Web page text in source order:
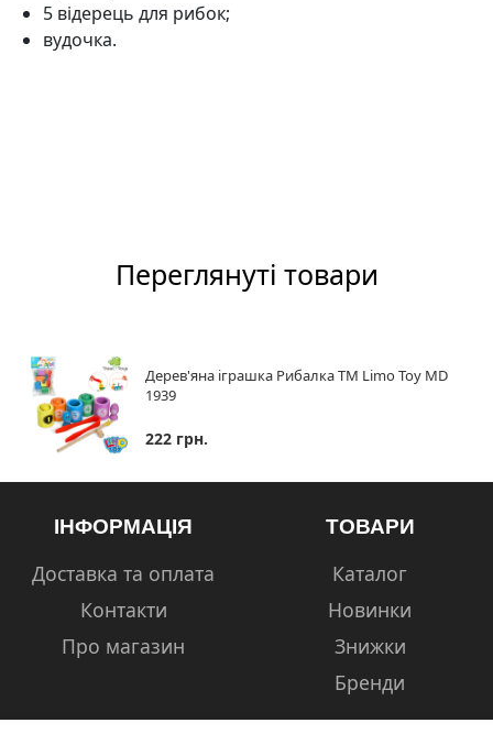
5 відерець для рибок;
вудочка.
Переглянуті товари
Дерев'яна іграшка Рибалка ТМ Limo Toy MD
1939
222 грн.
ІНФОРМАЦІЯ
Доставка та оплата
Контакти
Про магазин
ТОВАРИ
Каталог
Новинки
Знижки
Бренди